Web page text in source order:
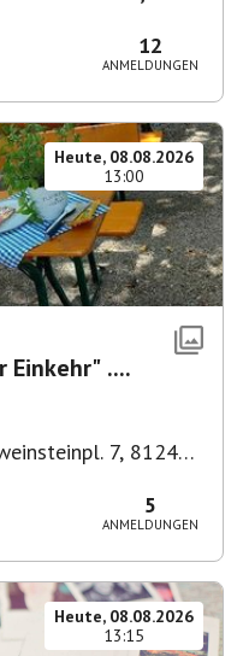
12
ANMELDUNGEN
Heute, 08.08.2026
13:00
Der Biergarten "Aubinger Einkehr" ....
7, 81249
5
ANMELDUNGEN
Heute, 08.08.2026
13:15